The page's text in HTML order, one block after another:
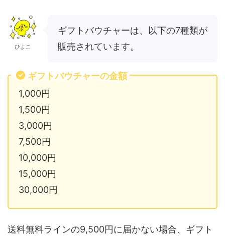
ひよこ
ギフトバウチャーは、以下の7種類が
販売されています。
ギフトバウチャーの金額
1,000円
1,500円
3,000円
7,500円
10,000円
15,000円
30,000円
送料無料ラインの9,500円に届かない場合、ギフト